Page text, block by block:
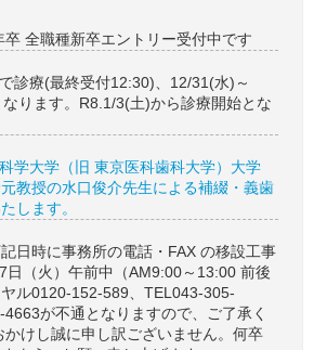
卒 全職種新卒エントリー受付中です
診療(最終受付12:30)、12/31(水)～
ります。R8.1/3(土)から診療開始とな
学大学（旧 東京医科歯科大学）大学
教授の水口俊介先生による補綴・義歯
します。
日時に事務所の電話・FAX の移設工事
日（火）午前中（AM9:00～13:00 前後
ル0120-152-589、TEL043-305-
が不通となりますので、ご了承く
かけし誠に申し訳ございません。何卒